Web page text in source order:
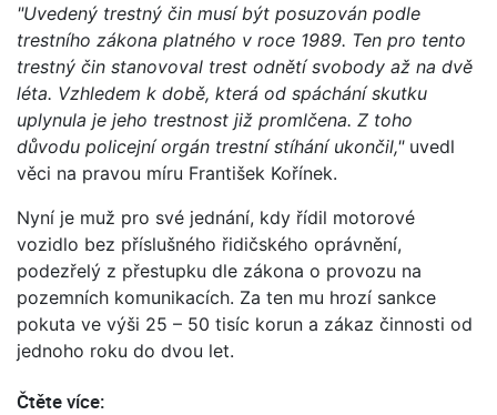
"Uvedený trestný čin musí být posuzován podle
trestního zákona platného v roce 1989. Ten pro tento
trestný čin stanovoval trest odnětí svobody až na dvě
léta. Vzhledem k době, která od spáchání skutku
uplynula je jeho trestnost již promlčena. Z toho
důvodu policejní orgán trestní stíhání ukončil,"uvedl
věci na pravou míru František Kořínek.
Nyní je muž pro své jednání, kdy řídil motorové
vozidlo bez příslušného řidičského oprávnění,
podezřelý z přestupku dle zákona o provozu na
pozemních komunikacích. Za ten mu hrozí sankce
pokuta ve výši 25 – 50 tisíc korun a zákaz činnosti od
jednoho roku do dvou let.
Čtěte více: